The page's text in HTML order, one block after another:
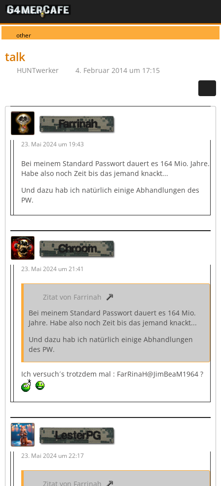
other
talk
HUNTwerker 4. Februar 2014 um 17:15
Farrinah
23. Mai 2024 um 19:43
Bei meinem Standard Passwort dauert es 164 Mio. Jahre.
Habe also noch Zeit bis das jemand knackt...
Und dazu hab ich natürlich einige Abhandlungen des
PW.
Chroom
23. Mai 2024 um 21:41
Zitat von Farrinah
Bei meinem Standard Passwort dauert es 164 Mio.
Jahre. Habe also noch Zeit bis das jemand knackt...
Und dazu hab ich natürlich einige Abhandlungen
des PW.
Ich versuch´s trotzdem mal : FarRinaH@JimBeaM1964 ?
LesterPG
23. Mai 2024 um 22:17
Zitat von Farrinah